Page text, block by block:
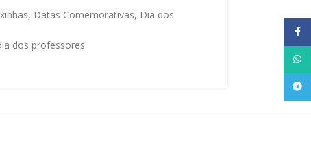
, Datas Comemorativas, Dia dos
dos professores